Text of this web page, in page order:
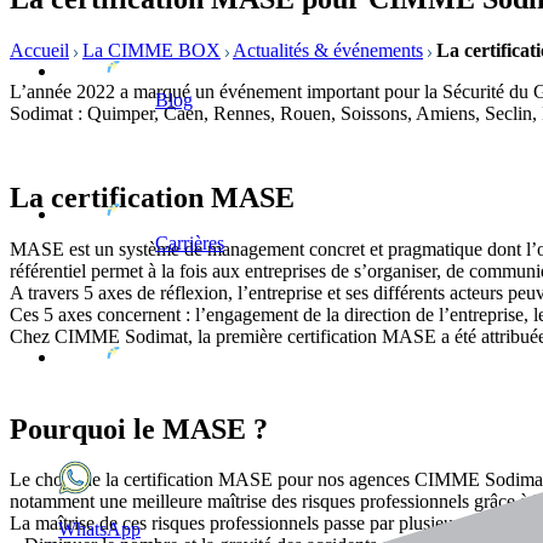
Blog
Carrières
WhatsApp
Accueil La CIMME BOX Actualités & événements
La
L’année 2022 a marqué un événement important pour la Sécurité
Sodimat : Quimper, Caen, Rennes, Rouen, Soissons, Amiens,
La certification MASE
MASE est un système de management concret et pragmatique dont
référentiel permet à la fois aux entreprises de s’organiser, de
A travers 5 axes de réflexion, l’entreprise et ses différents acteurs
Ces 5 axes concernent : l’engagement de la direction de
Chez CIMME Sodimat, la première certification MASE a été
Pourquoi le MASE ?
Le choix de la certification MASE pour nos agences CIMME
notamment une meilleure maîtrise des risques professionnels grâce à
La maîtrise de ces risques professionnels passe par plusieurs